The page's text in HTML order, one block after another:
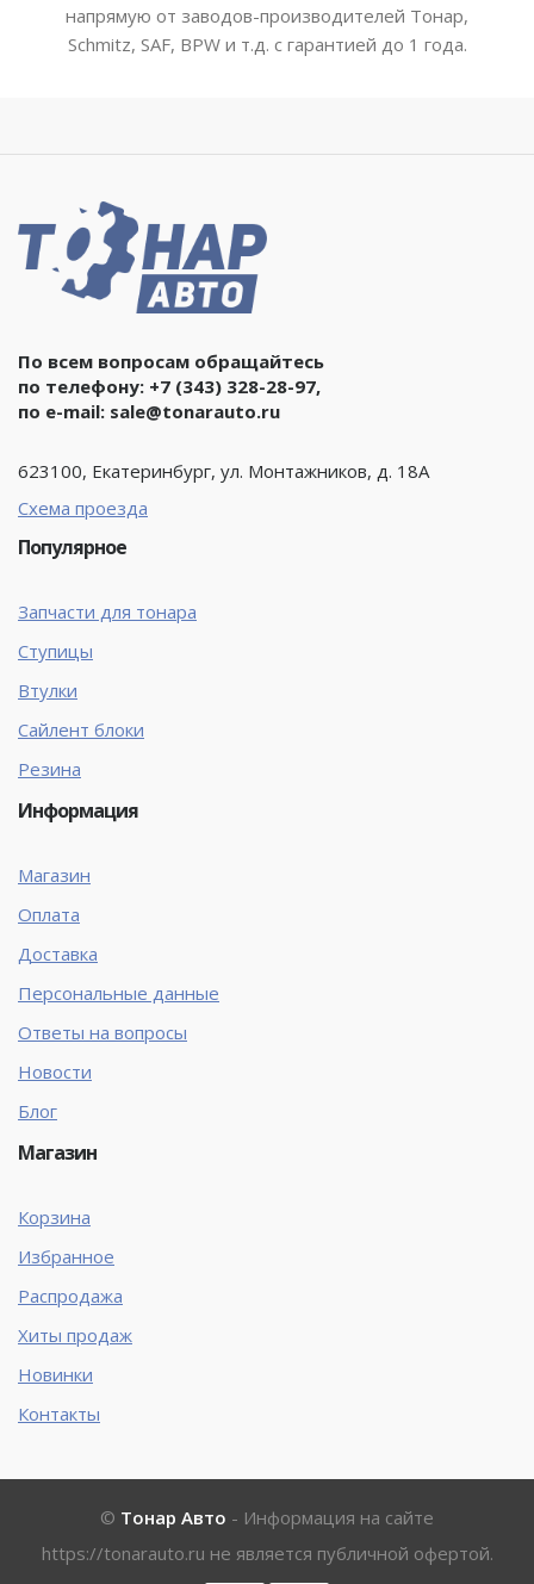
напрямую от заводов-производителей Тонар,
Schmitz, SAF, BPW и т.д. с гарантией до 1 года.
По всем вопросам обращайтесь
по телефону: +7 (343) 328-28-97,
по e-mail: sale@tonarauto.ru
623100, Екатеринбург, ул. Монтажников, д. 18А
Схема проезда
Популярное
Запчасти для тонара
Ступицы
Втулки
Сайлент блоки
Резина
Информация
Магазин
Оплата
Доставка
Персональные данные
Ответы на вопросы
Новости
Блог
Магазин
Корзина
Избранное
Распродажа
Хиты продаж
Новинки
Контакты
© Тонар Авто - Информация на сайте
https://tonarauto.ru не является публичной офертой.